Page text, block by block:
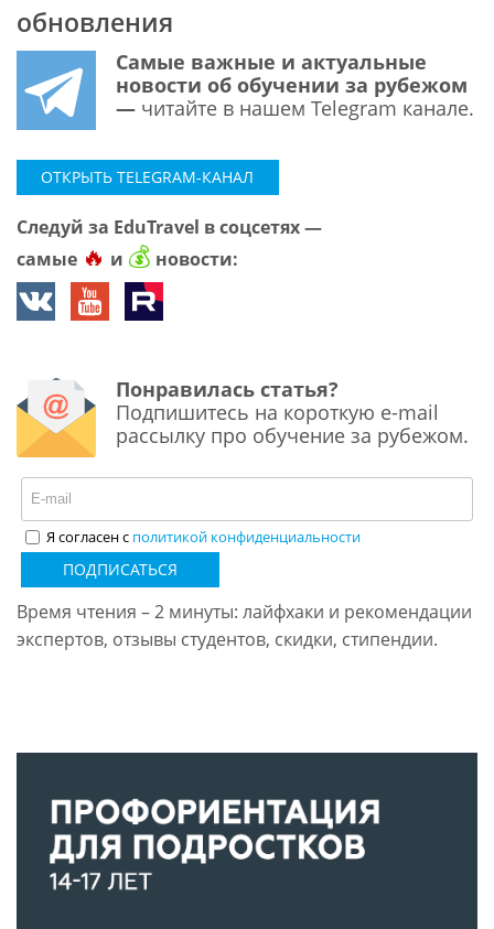
обновления
Самые важные и актуальные
новости об обучении за рубежом
— читайте в нашем Telegram канале.
ОТКРЫТЬ TELEGRAM-КАНАЛ
Следуй за EduTravel в соцсетях —
самые 🔥 и 💰 новости:
Понравилась статья?
Подпишитесь на короткую e-mail
рассылку про обучение за рубежом.
Я согласен с политикой конфиденциальности
ПОДПИСАТЬСЯ
Время чтения – 2 минуты: лайфхаки и рекомендации
экспертов, отзывы студентов, скидки, стипендии.